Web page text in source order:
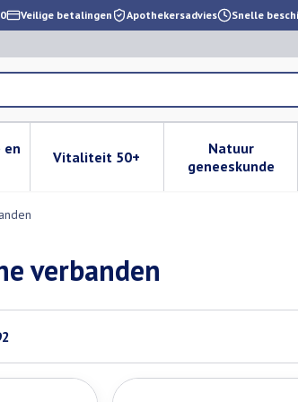
Veilige betalingen Apothekersadvies Snelle
categorie
en vitamines categorie
en
voor Zwangerschap en kinderen
Vitaliteit 50+Toon submenu voor Vitaliteit
Natuur
geneeskunde
Toon
verbanden